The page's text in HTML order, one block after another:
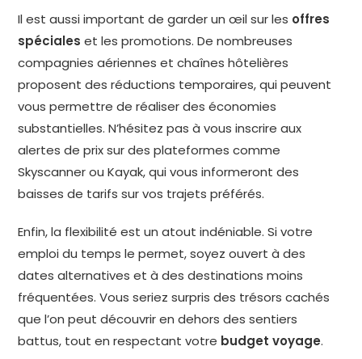
Il est aussi important de garder un œil sur les offres
spéciales et les promotions. De nombreuses
compagnies aériennes et chaînes hôtelières
proposent des réductions temporaires, qui peuvent
vous permettre de réaliser des économies
substantielles. N’hésitez pas à vous inscrire aux
alertes de prix sur des plateformes comme
Skyscanner ou Kayak, qui vous informeront des
baisses de tarifs sur vos trajets préférés.
Enfin, la flexibilité est un atout indéniable. Si votre
emploi du temps le permet, soyez ouvert à des
dates alternatives et à des destinations moins
fréquentées. Vous seriez surpris des trésors cachés
que l’on peut découvrir en dehors des sentiers
battus, tout en respectant votre budget voyage.